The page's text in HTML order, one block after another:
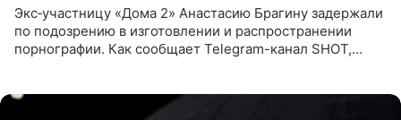
Экс‑участницу «Дома 2» Анастасию Брагину задержали
по подозрению в изготовлении и распространении
порнографии. Как сообщает Telegram-канал SHOT,